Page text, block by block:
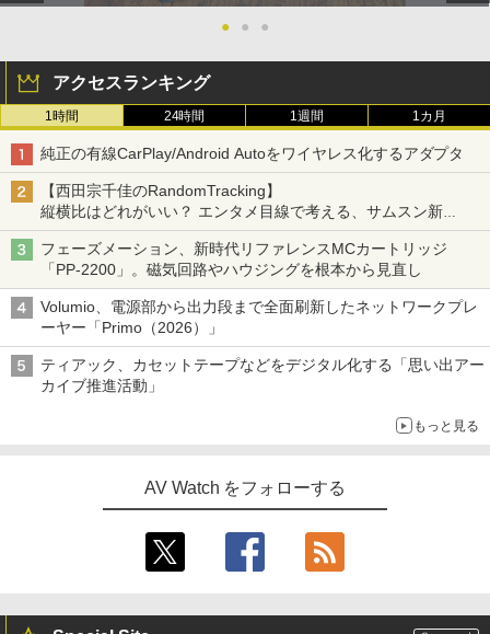
● ● ●
アクセスランキング
1時間 24時間 1週間 1カ月
純正の有線CarPlay/Android Autoをワイヤレス化するアダプタ
【西田宗千佳のRandomTracking】
縦横比はどれがいい？ エンタメ目線で考える、サムスン新
「Galaxy Z Fold」
フェーズメーション、新時代リファレンスMCカートリッジ
「PP-2200」。磁気回路やハウジングを根本から見直し
Volumio、電源部から出力段まで全面刷新したネットワークプレ
ーヤー「Primo（2026）」
ティアック、カセットテープなどをデジタル化する「思い出アー
カイブ推進活動」
もっと見る
AV Watch をフォローする